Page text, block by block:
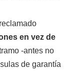
en vez de
-antes no
de garantía